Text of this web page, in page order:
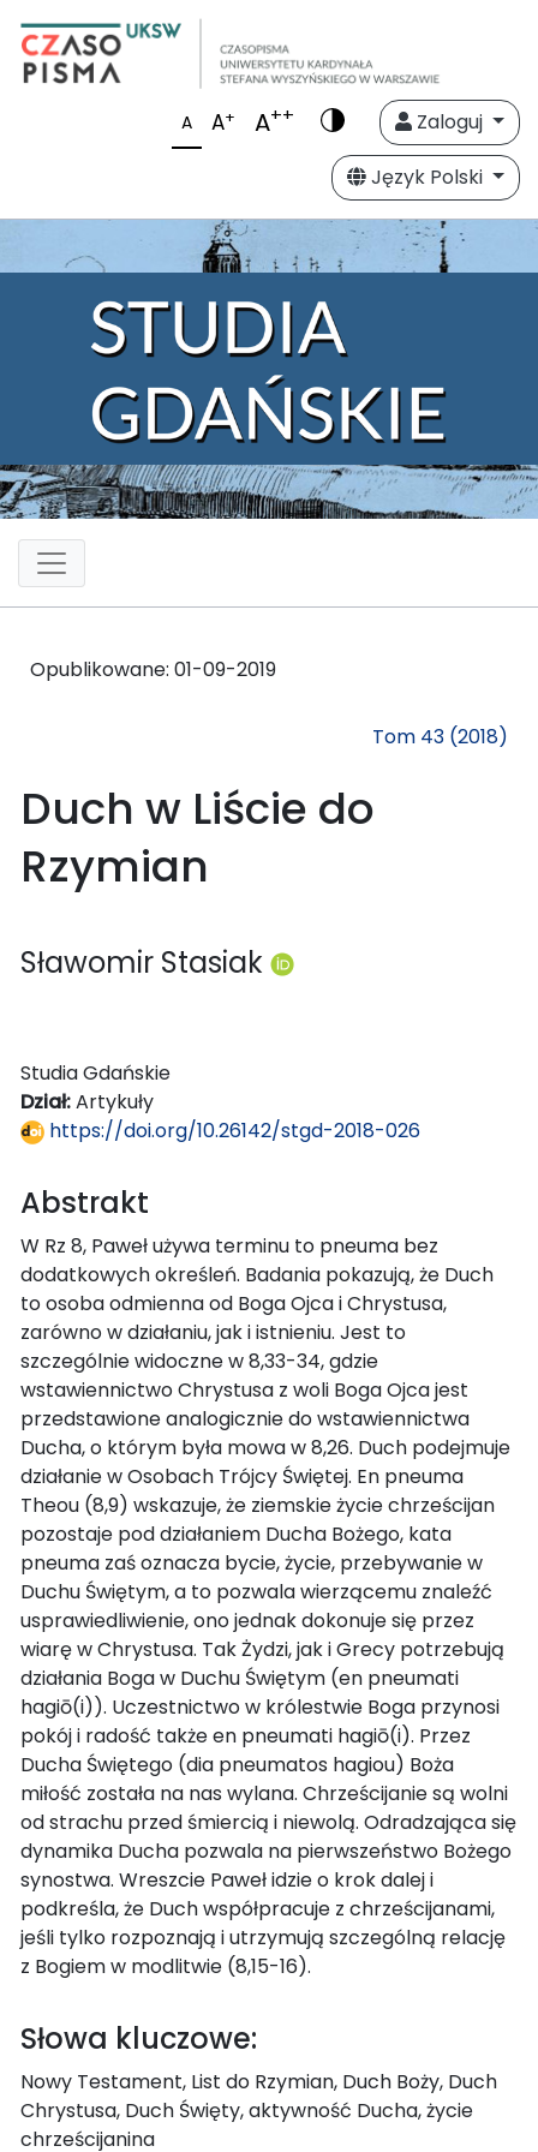
A A+ A++
Zaloguj
Język Polski
Opublikowane: 01-09-2019
Tom 43 (2018)
Duch w Liście do
Rzymian
Sławomir Stasiak
Studia Gdańskie
Dział:Artykuły
https://doi.org/10.26142/stgd-2018-026
Abstrakt
W Rz 8, Paweł używa terminu to pneuma bez
dodatkowych określeń. Badania pokazują, że Duch
to osoba odmienna od Boga Ojca i Chrystusa,
zarówno w działaniu, jak i istnieniu. Jest to
szczególnie widoczne w 8,33-34, gdzie
wstawiennictwo Chrystusa z woli Boga Ojca jest
przedstawione analogicznie do wstawiennictwa
Ducha, o którym była mowa w 8,26. Duch podejmuje
działanie w Osobach Trójcy Świętej. En pneuma
Theou (8,9) wskazuje, że ziemskie życie chrześcijan
pozostaje pod działaniem Ducha Bożego, kata
pneuma zaś oznacza bycie, życie, przebywanie w
Duchu Świętym, a to pozwala wierzącemu znaleźć
usprawiedliwienie, ono jednak dokonuje się przez
wiarę w Chrystusa. Tak Żydzi, jak i Grecy potrzebują
działania Boga w Duchu Świętym (en pneumati
hagiō(i)). Uczestnictwo w królestwie Boga przynosi
pokój i radość także en pneumati hagiō(i). Przez
Ducha Świętego (dia pneumatos hagiou) Boża
miłość została na nas wylana. Chrześcijanie są wolni
od strachu przed śmiercią i niewolą. Odradzająca się
dynamika Ducha pozwala na pierwszeństwo Bożego
synostwa. Wreszcie Paweł idzie o krok dalej i
podkreśla, że Duch współpracuje z chrześcijanami,
jeśli tylko rozpoznają i utrzymują szczególną relację
z Bogiem w modlitwie (8,15-16).
Słowa kluczowe:
Nowy Testament, List do Rzymian, Duch Boży, Duch
Chrystusa, Duch Święty, aktywność Ducha, życie
chrześcijanina